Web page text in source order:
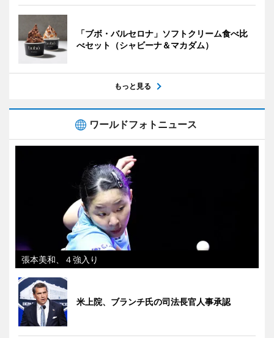
「ブボ・バルセロナ」ソフトクリーム食べ比
べセット（シャビーナ＆マカダム）
もっと見る
ワールドフォトニュース
張本美和、４強入り
米上院、ブランチ氏の司法長官人事承認